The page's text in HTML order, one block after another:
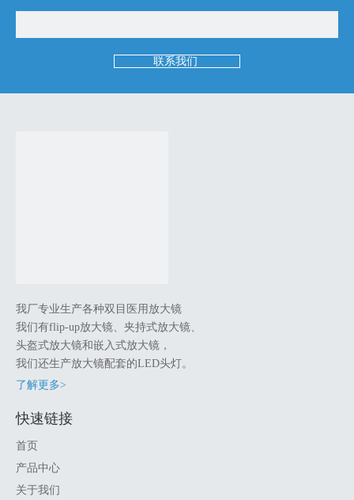
联系我们
我厂专业生产各种双目医用放大镜
我们有flip-up放大镜、夹持式放大镜、
头盔式放大镜和嵌入式放大镜，
我们还生产放大镜配套的LED头灯。
了解更多>
快速链接
首页
产品中心
关于我们